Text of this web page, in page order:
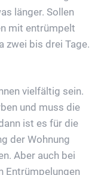
länger. Sollen
mit entrümpelt
zwei bis drei Tage.
vielfältig sein.
und muss die
ist es für die
der Wohnung
Aber auch bei
Entrümpelungen